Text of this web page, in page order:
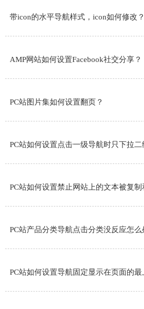
带icon的水平导航样式，icon如何修改？
AMP网站如何设置Facebook社交分享？
PC站图片集如何设置翻页？
PC站如何设置点击一级导航时只下拉
PC站如何设置禁止网站上的文本被复
PC站产品分类导航点击分类没反应怎么
PC站如何设置导航固定显示在页面的最